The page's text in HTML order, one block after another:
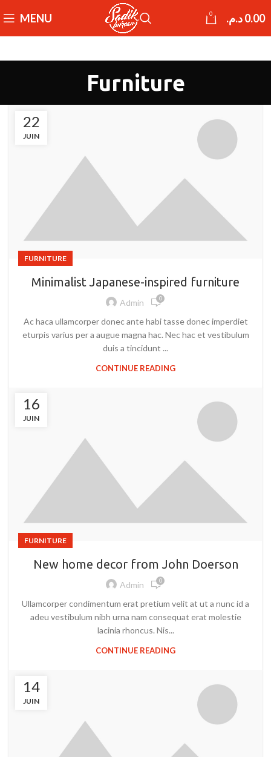
MENU 0 0.00د.م.
Furniture
22
JUIN
FURNITURE
Minimalist Japanese-inspired furniture
Admin 0
Ac haca ullamcorper donec ante habi tasse donec imperdiet
eturpis varius per a augue magna hac. Nec hac et vestibulum
duis a tincidunt ...
CONTINUE READING
16
JUIN
FURNITURE
New home decor from John Doerson
Admin 0
Ullamcorper condimentum erat pretium velit at ut a nunc id a
adeu vestibulum nibh urna nam consequat erat molestie
lacinia rhoncus. Nis...
CONTINUE READING
14
JUIN